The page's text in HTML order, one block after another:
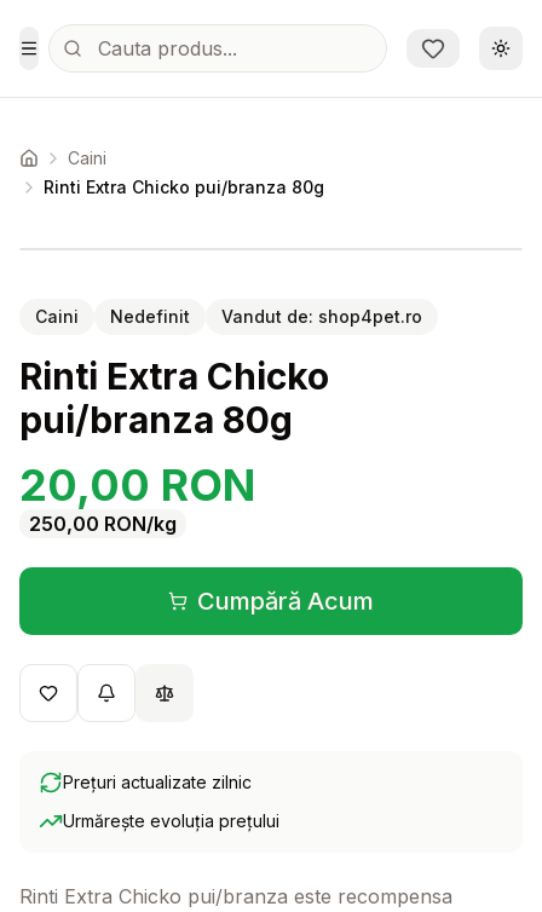
Sari la conținutul principal
Toggle Menu
Acasa Caini
Rinti Extra Chicko pui/branza 80g
Caini Nedefinit Vandut de: shop4pet.ro
Rinti Extra Chicko
pui/branza 80g
20,00 RON
250,00 RON/kg
Cumpără Acum
(se deschide într-o filă
Prețuri actualizate zilnic
Urmărește evoluția prețului
Rinti Extra Chicko pui/branza este recompensa